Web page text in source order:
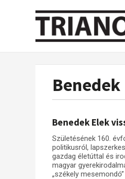
Benedek Elek
Születésének 160.
politikusról,
gazdag életúttal és
magyar
„székely